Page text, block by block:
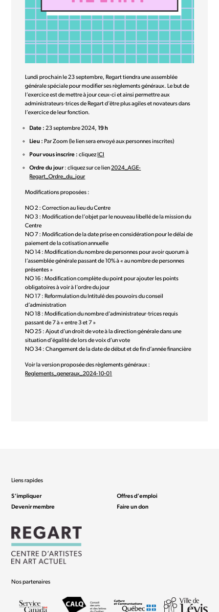
Lundi prochain le 23 septembre, Regart tiendra une assemblée
générale spéciale pour modifier ses règlements généraux. Le but de
l’exercice est de mettre à jour ceux-ci et ainsi permettre aux
administrateurs·trices de Regart d’être plus agiles et novateurs dans
l’exercice de leur fonction.
Date : 23 septembre 2024,19 h
Lieu : Par Zoom (le lien sera envoyé aux personnes inscrites)
Pour vous inscrire : cliquez ICI
Ordre du jour: cliquez sur ce lien2024_AGE-
Regart_Ordre_du_jour
Modifications proposées :
NO 2 : Correction au lieu du Centre
NO 3 : Modification de l’objet par le nouveau libellé de la mission du
Centre
NO 7 : Modification de la date prise en considération pour le délai de
paiement de la cotisation annuelle
NO 14 : Modification du nombre de personnes pour avoir quorum à
l’assemblée générale passant de 10% à « au nombre de personnes
présentes »
NO 16 : Modification complète du point pour ajouter les points
obligatoires à voir à l’ordre du jour
NO 17 : Reformulation du Intitulé des pouvoirs du conseil
d’administration
NO 18 : Modification du nombre d’administrateur·trices requis
passant de 7 à « entre 3 et 7 »
NO 25 : Ajout d’un droit de vote à la direction générale dans une
situation d’égalité de lors de voix d’un vote
NO 34 : Changement de la date de début et de fin d’année financière
Voir la version proposée des règlements généraux :
Reglements_generaux_2024-10-01
Liens rapides
S’impliquer
Devenir membre
Offres d’emploi
Faire un don
Nos partenaires